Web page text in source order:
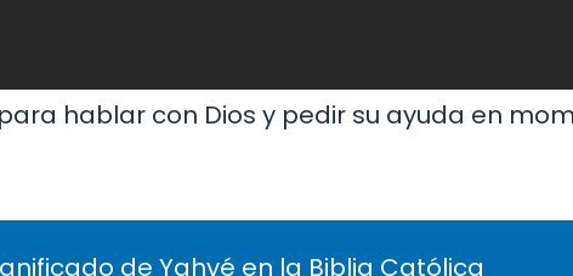
hablar con Dios y pedir su ayuda en
de Yahvé en la Biblia Católica